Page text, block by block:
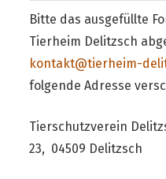
Bitte das ausgefüllte
Tierheim Delitzsch
kontakt@tierheim-
folgende Adresse
Tierschutzverein
23, 04509 Delitzsch